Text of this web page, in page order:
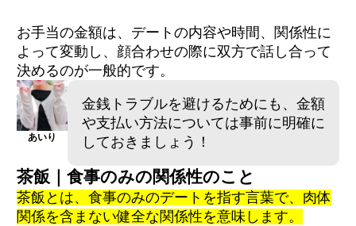
お手当の金額は、デートの内容や時間、関係性に
よって変動し、顔合わせの際に双方で話し合って
決めるのが一般的です。
あいり
金銭トラブルを避けるためにも、金額
や支払い方法については事前に明確に
しておきましょう！
茶飯｜食事のみの関係性のこと
茶飯とは、食事のみのデートを指す言葉で、肉体
関係を含まない健全な関係性を意味します。